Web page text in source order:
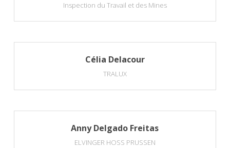
Inspection du Travail et des Mines
Célia Delacour
TRALUX
Anny Delgado Freitas
ELVINGER HOSS PRUSSEN